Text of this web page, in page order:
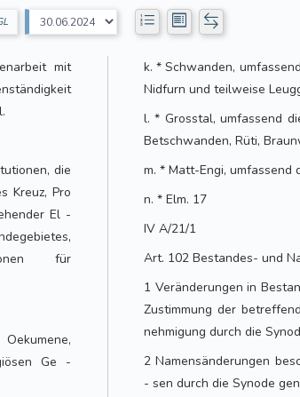
mit
die
Kreuz, Pro
El -
für
Ge -
k. * Schwanden,
Nidfurn und teilweise
l. * Grosstal, umfassend
Betschwanden, Rüti,
m. * Matt-Engi, umfassend
n. * Elm. 17
IV A/21/1
Art. 102 Bestandes- und
1 Veränderungen in
Zustimmung der
nehmigung durch die
2 Namensänderungen
- sen durch die Synode